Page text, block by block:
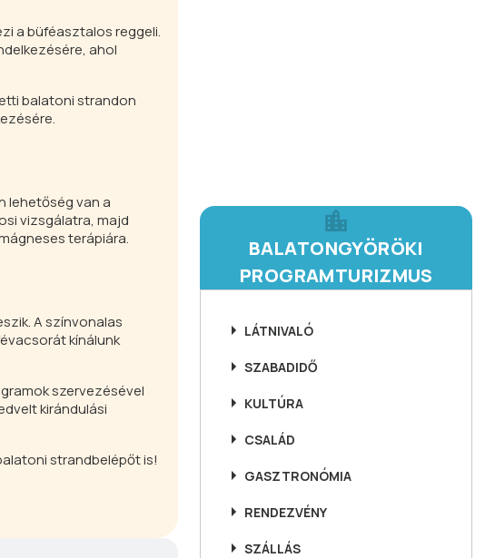
a büféasztalos reggeli.
ahol
balatoni strandon
lehetőség van a
vizsgálatra, majd
terápiára.
A színvonalas
kínálunk
szervezésével
kirándulási
strandbelépőt is!
BALATONGYÖRÖKI
PROGRAMTURIZMUS
LÁTNIVALÓ
SZABADIDŐ
KULTÚRA
CSALÁD
GASZTRONÓMIA
RENDEZVÉNY
SZÁLLÁS